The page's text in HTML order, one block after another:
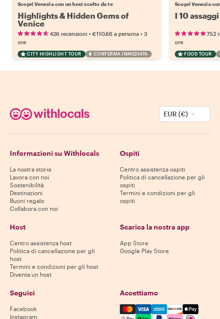
Scopri Venezia con un host scelto da te
Highlights & Hidden Gems of
Venice
426 recensioni • €110.66 a persona • 3
ore
CITY HIGHLIGHT TOUR CONFERMA IMMEDIATA
Scopri Venezia
I 10
752
ore
FOOD TOUR
EUR (€)
Informazioni su Withlocals
La nostra storia
Lavora con noi
Sostenibilità
Destinazioni
Buoni regalo
Collabora con noi
Ospiti
Centro assistenza ospiti
Politica di cancellazione per gli
ospiti
Termini e condizioni per gli
ospiti
Host
Centro assistenza host
Politica di cancellazione per gli
host
Termini e condizioni per gli host
Diventa un host
Scarica la nostra app
App Store
Google Play Store
Seguici
Facebook
Instagram
Accettiamo
Mastercard, Visa, Amex,